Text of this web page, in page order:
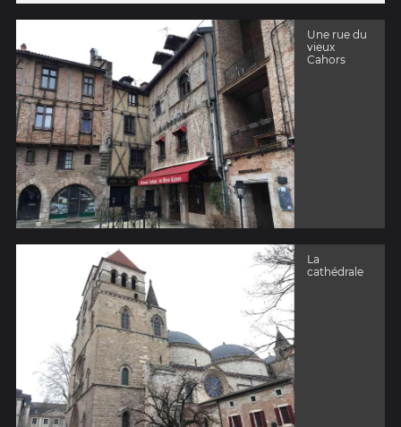
Une rue du
vieux
Cahors
La
cathédrale